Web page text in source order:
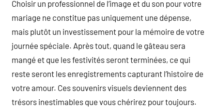
Choisir un professionnel de l’image et du son pour votre
mariage ne constitue pas uniquement une dépense,
mais plutôt un investissement pour la mémoire de votre
journée spéciale. Après tout, quand le gâteau sera
mangé et que les festivités seront terminées, ce qui
reste seront les enregistrements capturant l’histoire de
votre amour. Ces souvenirs visuels deviennent des
trésors inestimables que vous chérirez pour toujours.